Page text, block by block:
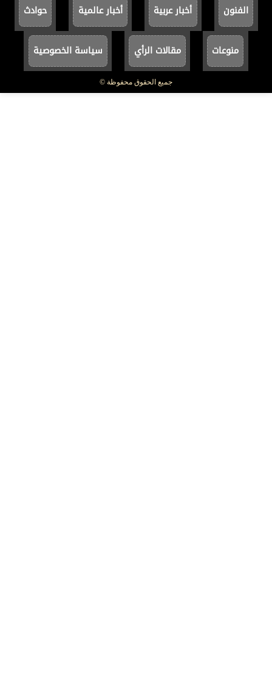
الفنون أخبار عربية أخبار عالمية حوادث
منوعات مقالات الرأي سياسة الخصوصية
جميع الحقوق محفوظة ©